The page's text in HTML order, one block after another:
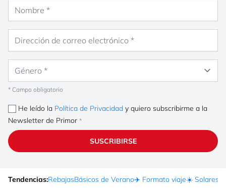
* Campo obligatorio
He leído la Política de Privacidad y quiero subscribirme a la
Newsletter de Primor
SUSCRIBIRSE
Tendencias:RebajasBásicos de Verano✈️ Formato viaje☀️ Solares